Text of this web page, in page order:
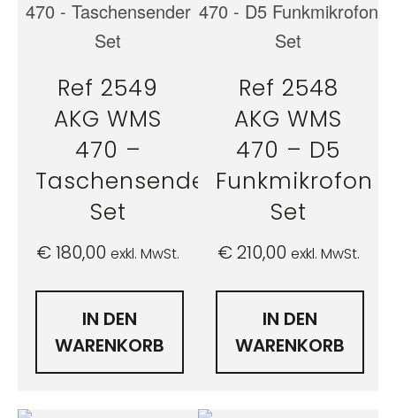
Ref 2549
AKG WMS
470 –
Taschensender
Set
€180,00 exkl. MwSt.
IN DEN
WARENKORB
Ref 2548
AKG WMS
470 – D5
Funkmikrofon
Set
€210,00 exkl. MwSt.
IN DEN
WARENKORB